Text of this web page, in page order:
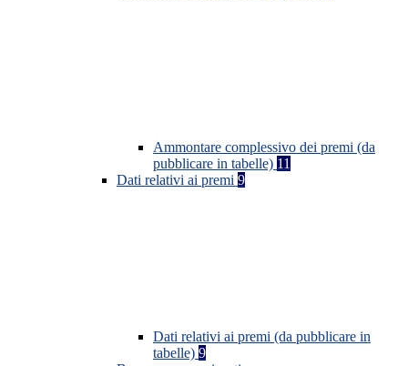
Ammontare complessivo dei premi (da
pubblicare in tabelle) 11
Dati relativi ai premi 9
Dati relativi ai premi (da pubblicare in
tabelle) 9